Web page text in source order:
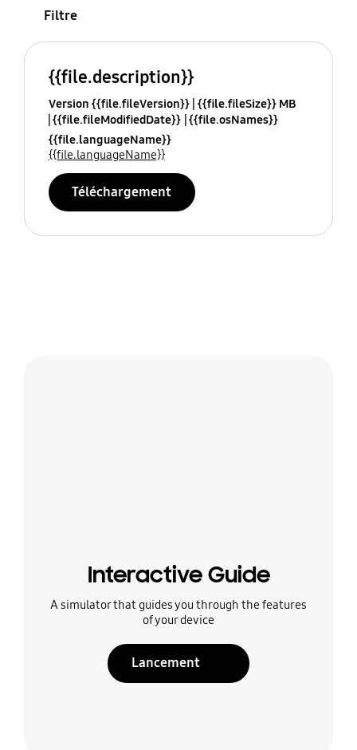
Filtre
{{file.description}}
Version {{file.fileVersion}} {{file.fileSize}} MB
{{file.fileModifiedDate}} {{file.osNames}}
{{file.languageName}}
{{file.languageName}}
Téléchargement
Interactive Guide
A simulator that guides you through the features
of your device
Lancement